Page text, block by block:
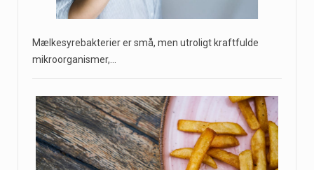
Mælkesyrebakterier er små, men utroligt kraftfulde
mikroorganismer,…